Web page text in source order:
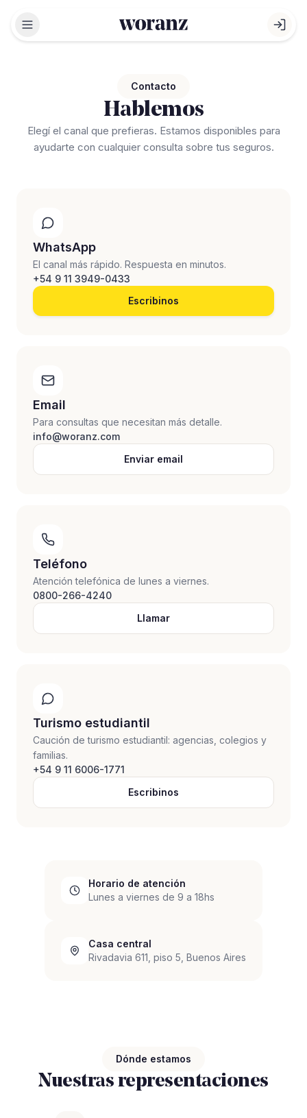
Abrir menú Abrir
Contacto
Hablemos
Elegí el canal que prefieras. Estamos disponibles para
ayudarte con cualquier consulta sobre tus seguros.
WhatsApp
El canal más rápido. Respuesta en minutos.
+54 9 11 3949-0433
Escribinos
Email
Para consultas que necesitan más detalle.
info@woranz.com
Enviar email
Teléfono
Atención telefónica de lunes a viernes.
0800-266-4240
Llamar
Turismo estudiantil
Caución de turismo estudiantil: agencias, colegios y
familias.
+54 9 11 6006-1771
Escribinos
Horario de atención
Lunes a viernes de 9 a 18hs
Casa central
Rivadavia 611, piso 5, Buenos Aires
Dónde estamos
Nuestras representaciones